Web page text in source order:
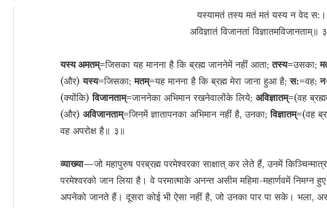
यस्यामतं तस्य मतं मतं यस्य न वेद स:।
अविज्ञातं विजानतां विज्ञातमविजानताम्॥
यस्य अमतम्=जिसका यह मानना है कि ब्रह्म जाननेमें नहीं आता;तस्य=उसका;
(और)यस्य=जिसका;मतम्=यह मानना है कि ब्रह्म मेरा जाना हुआ है;स:=वह;
(क्योंकि)विजानताम्=जाननेका अभिमान रखनेवालोंके लिये; अविज्ञातम्=(वह
(और) अविजानताम्=जिनमें ज्ञातापनका अभिमान नहीं है, उनका;विज्ञातम्=(वह
वह अपरोक्ष है॥ ३॥
व्याख्या—जो महापुरुष परब्रह्म परमेश्वरका साक्षात् कर लेते हैं, उनमें
परमेश्वरको जान लिया है। वे परमात्माके अनन्त असीम महिमा-महार्णवमें निमग्न
अपनेको जानते हैं। दूसरा कोई भी ऐसा नहीं है, जो उनका पार पा सके। भला,